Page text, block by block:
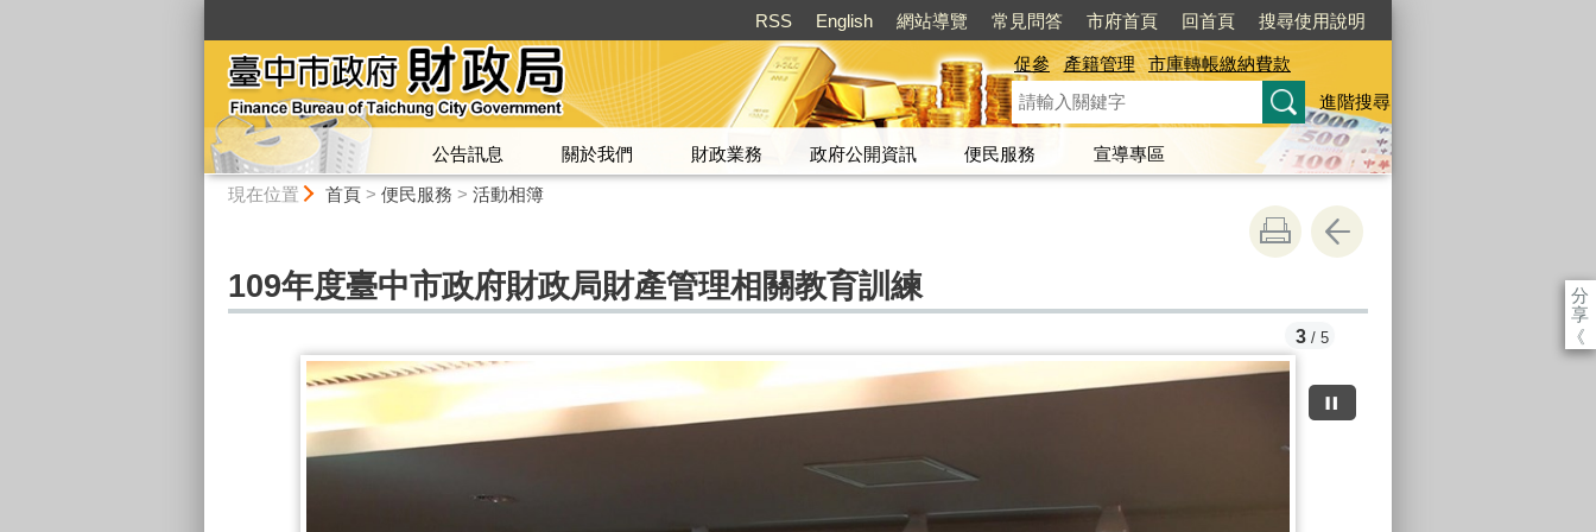
RSS English 網站導覽 常見問答 市府首頁 回首頁 搜尋使用說明
促參 產籍管理
市庫轉帳繳納費款
進階搜尋
公告訊息 關於我們 財政業務 政府公開資訊 便民服務
宣導專區
現在位置 首頁> 便民服務 > 活動相簿
分
享
《
109年度臺中市政府財政局財產管理相關教育訓練
3 / 5